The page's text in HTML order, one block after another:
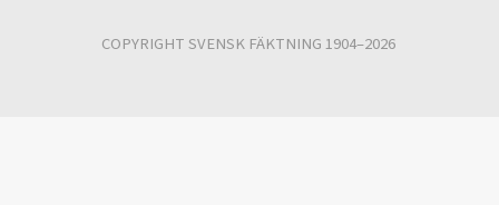
COPYRIGHT SVENSK FÄKTNING 1904–2026